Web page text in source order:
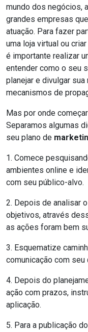
mundo dos negócios,
grandes empresas
atuação. Para fazer
uma loja virtual ou
é importante realizar
entender como o seu
planejar e divulgar
mecanismos de
Mas por onde
Separamos algumas
seu plano de
1. Comece
ambientes online e
com seu público-alvo.
2. Depois de analisar
objetivos, através
as ações foram bem
3. Esquematize
comunicação com
4. Depois do
ação com prazos,
aplicação.
5. Para a publicação